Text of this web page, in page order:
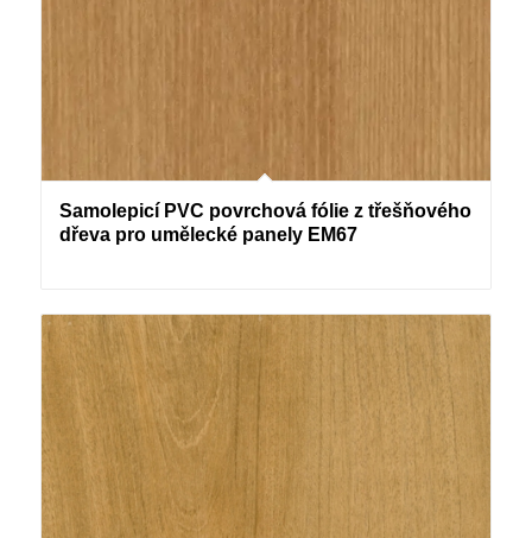
Samolepicí PVC povrchová fólie z třešňového
dřeva pro umělecké panely EM67